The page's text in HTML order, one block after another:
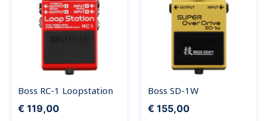
Boss RC-1 Loopstation
Prijs
€ 119,00
Boss SD-1W
Prijs
€ 155,00